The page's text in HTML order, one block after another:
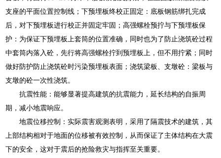
支座的平面位置控制线；下预埋板终校正固定：底板钢筋绑扎完成
后，对下预埋板进行校正并固定牢固；高强螺栓预拧与下预埋板保
护：为保证下预埋板上套筒的位置准确，同时也为了防止浇筑砼过程
中套筒内落入砼，先行将高强螺栓拧到预埋板上，但不用拧紧；同时
做好防护防止浇筑砼时污染预埋板表面；浇筑梁板、支墩砼：梁板与
支墩的砼一次性浇筑。
抗震性能：能够显著提高建筑的抗震能力，延长结构的自振周
期，减小地震响应。
地震位移控制：实际震害观测表明，采用了隔震技术的建筑，其
上部结构相对于地面的位移被有效控制，从而保证了主体结构在大震
下的安全，这对于震后的抢险救灾与指挥至关重要。